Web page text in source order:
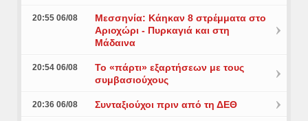
20:55 06/08
Μεσσηνία: Κάηκαν 8 στρέμματα στο
Αριοχώρι - Πυρκαγιά και στη
Μάδαινα
20:54 06/08
Το «πάρτι» εξαρτήσεων με τους
συμβασιούχους
20:36 06/08 Συνταξιούχοι πριν από τη ΔΕΘ